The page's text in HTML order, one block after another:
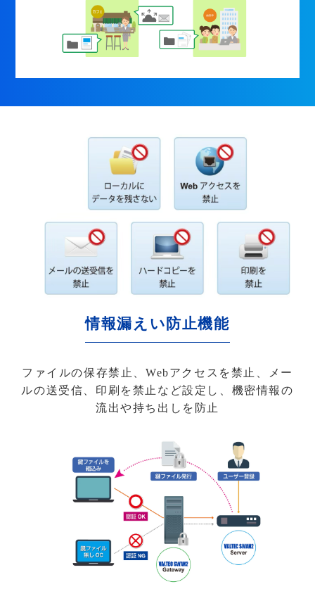
情報漏えい防止機能
ファイルの保存禁止、Webアクセスを禁止、メー
ルの送受信、印刷を禁止など設定し、機密情報の
流出や持ち出しを防止